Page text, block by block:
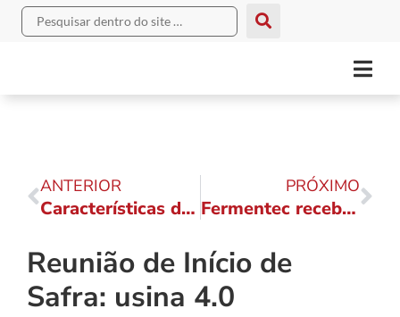
ANTERIOR
Características da produção de etanol no Brasil
PRÓXIMO
Fermentec recebe alunos da Esalq em atividade inaugural
Reunião de Início de
Safra: usina 4.0